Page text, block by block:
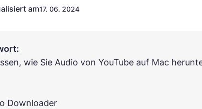
am17. 06. 2024
wie Sie Audio von YouTube auf Mac
Downloader